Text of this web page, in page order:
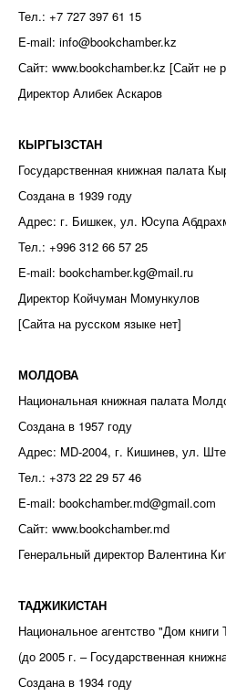
Тел.: +7 727 397 61 15
E-mail: info@bookchamber.kz
Сайт: www.bookchamber.kz [Сайт не
Директор Алибек Аскаров
КЫРГЫЗСТАН
Государственная книжная палата
Создана в 1939 году
Адрес: г. Бишкек, ул. Юсупа
Тел.: +996 312 66 57 25
E-mail: bookchamber.kg@mail.ru
Директор Койчуман Момункулов
[Сайта на русском языке нет]
МОЛДОВА
Национальная книжная палата
Создана в 1957 году
Адрес: MD-2004, г. Кишинев, ул.
Тел.: +373 22 29 57 46
E-mail: bookchamber.md@gmail.com
Сайт: www.bookchamber.md
Генеральный директор Валентина
ТАДЖИКИСТАН
Национальное агентство "Дом книги
(до 2005 г. – Государственная
Создана в 1934 году